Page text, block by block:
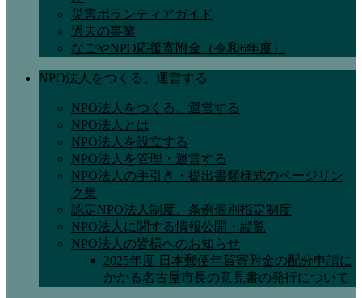
災害ボランティアガイド
過去の事業
なごやNPO応援寄附金（令和6年度）
NPO法人をつくる、運営する
NPO法人をつくる、運営する
NPO法人とは
NPO法人を設立する
NPO法人を管理・運営する
NPO法人の手引き・提出書類様式のページリン
ク集
認定NPO法人制度、条例個別指定制度
NPO法人に関する情報公開・縦覧
NPO法人の皆様へのお知らせ
2025年度 日本郵便年賀寄附金の配分申請に
かかる名古屋市長の意見書の発行について